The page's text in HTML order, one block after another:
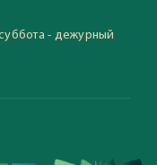
- дежурный